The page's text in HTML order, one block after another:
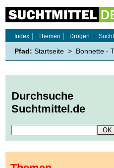
Index
Themen Drogen Sucht
Pfad: Startseite > Bonnette -
Durchsuche
Suchtmittel.de